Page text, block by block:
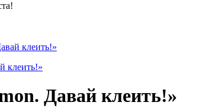
клеить!»
Давай клеить!»